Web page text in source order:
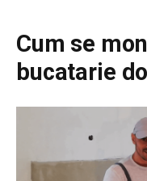
Cum se
bucatarie